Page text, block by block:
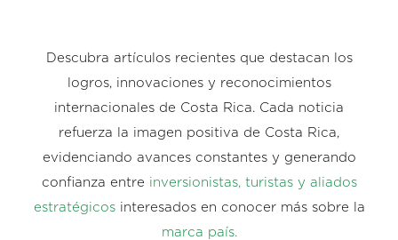
Descubra artículos recientes que destacan los
logros, innovaciones y reconocimientos
internacionales de Costa Rica. Cada noticia
refuerza la imagen positiva de Costa Rica,
evidenciando avances constantes y generando
confianza entre inversionistas, turistas y aliados
estratégicos interesados en conocer más sobre la
marca país.